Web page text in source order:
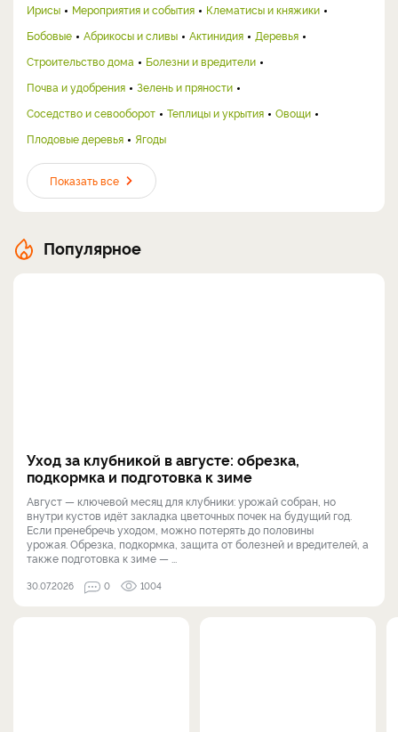
Ирисы
Мероприятия и события
Клематисы и княжики
Бобовые
Абрикосы и сливы Актинидия
Деревья
Строительство дома
Болезни и вредители
Почва и удобрения
Зелень и пряности
Соседство и севооборот
Теплицы и укрытия
Овощи
Плодовые деревья
Ягоды
Показать все
Популярное
Уход за клубникой в августе: обрезка,
подкормка и подготовка к зиме
Август — ключевой месяц для клубники: урожай собран, но
внутри кустов идёт закладка цветочных почек на будущий год.
Если пренебречь уходом, можно потерять до половины
урожая. Обрезка, подкормка, защита от болезней и вредителей, а
также подготовка к зиме — ...
30.07.2026 0 1004